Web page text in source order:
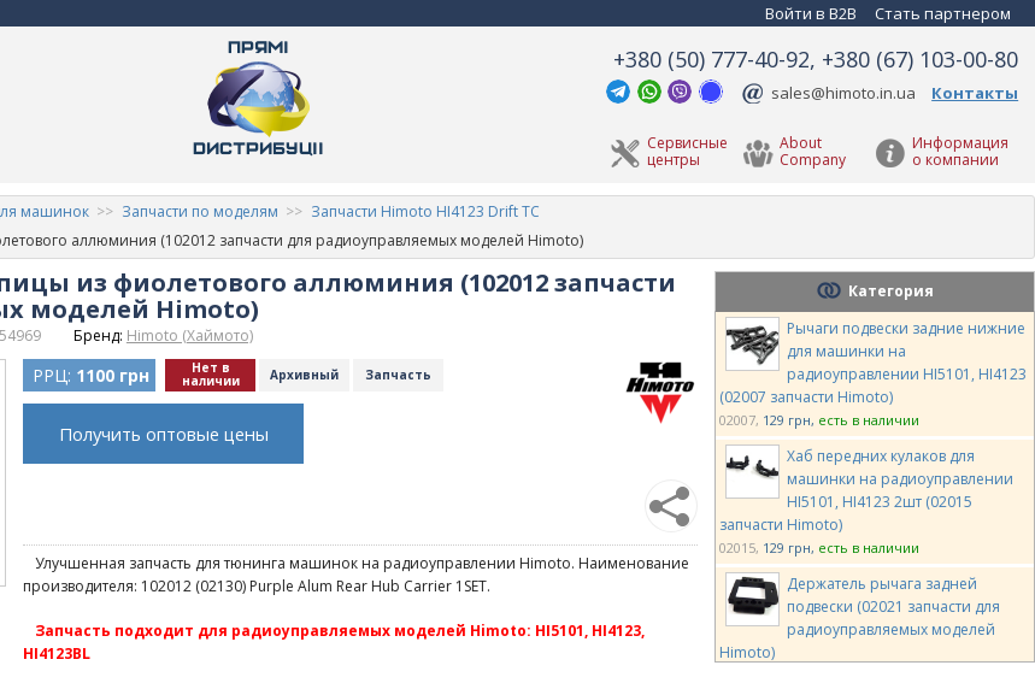
Войти в B2B Стать партнером
+380 (50) 777-40-92, +380 (67) 103-00-80
sales@himoto.in.ua Контакты
Информация
о компании
About
Company
Сервисные
центры
машинок Запчасти по моделям
Запчасти Himoto HI4123 Drift TC
аллюминия (102012 запчасти для радиоуправляемых моделей Himoto)
из фиолетового аллюминия (102012 запчасти
моделей Himoto)
Бренд: Himoto (Хаймото)
РРЦ: 1100 грн Нет в
наличии Архивный Запчасть
Получить оптовые цены
Улучшенная запчасть для тюнинга машинок на радиоуправлении Himoto. Наименование
производителя: 102012 (02130) Purple Alum Rear Hub Carrier 1SET.
Запчасть подходит для радиоуправляемых моделей Himoto: HI5101, HI4123,
HI4123BL
Категория
Рычаги подвески задние нижние
для машинки на
радиоуправлении HI5101, HI4123
(02007 запчасти Himoto)
02007 129 грн есть в наличии
Хаб передних кулаков для
машинки на радиоуправлении
HI5101, HI4123 2шт (02015
запчасти Himoto)
02015 129 грн есть в наличии
Держатель рычага задней
подвески (02021 запчасти для
радиоуправляемых моделей
Himoto)